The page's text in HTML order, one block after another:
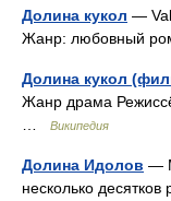
Долина кукол —
Жанр: любовный
Долина кукол
Жанр драма
Википедия
Долина Идолов —
несколько